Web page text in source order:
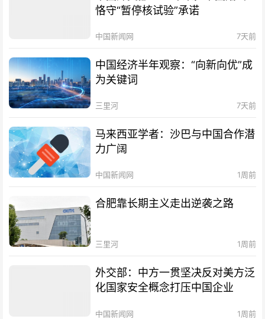
恪守“暂停核试验”承诺
中国新闻网 7天前
中国经济半年观察：“向新向优”成
为关键词
三里河 7天前
马来西亚学者：沙巴与中国合作潜
力广阔
中国新闻网 1周前
合肥靠长期主义走出逆袭之路
三里河 1周前
外交部：中方一贯坚决反对美方泛
化国家安全概念打压中国企业
中国新闻网 1周前